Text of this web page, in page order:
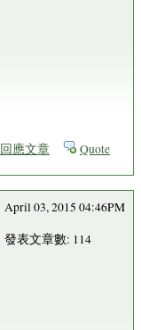
回應文章 Quote
April 03, 2015 04:46PM
發表文章數: 114